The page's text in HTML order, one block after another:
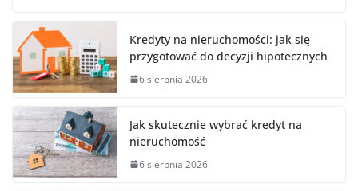
Kredyty na nieruchomości: jak się
przygotować do decyzji hipotecznych
6 sierpnia 2026
Jak skutecznie wybrać kredyt na
nieruchomość
6 sierpnia 2026